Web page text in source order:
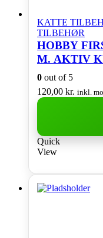
KATTE
TILBEHØR
HOBBY
M. AKTIV
0 out of 5
120,00 kr. inkl.
Quick
View